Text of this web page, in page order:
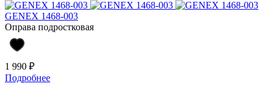
GENEX 1468-003
Оправа подростковая
1 990 ₽
Подробнее